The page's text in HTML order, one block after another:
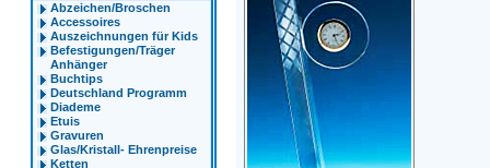
Abzeichen/Broschen
Accessoires
Auszeichnungen für Kids
Befestigungen/Träger
Anhänger
Buchtips
Deutschland Programm
Diademe
Etuis
Gravuren
Glas/Kristall- Ehrenpreise
Ketten